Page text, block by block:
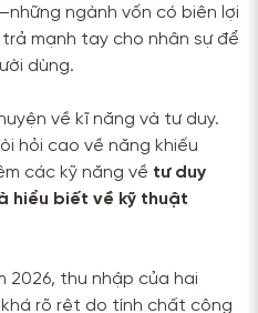
ngành vốn có biên lợi
mạnh tay cho nhân sự để
dùng.
về kĩ năng và tư duy.
hỏi cao về năng khiếu
các kỹ năng về tư duy
hiểu biết về kỹ thuật
2026, thu nhập của hai
rõ rệt do tính chất công